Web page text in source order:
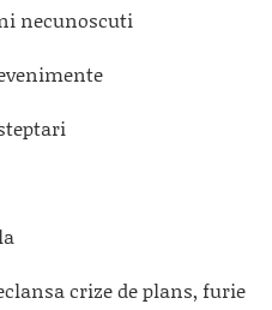
necunoscuti
crize de plans, furie